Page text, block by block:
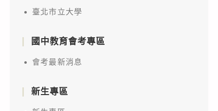
臺北市立大學
國中教育會考專區
會考最新消息
新生專區